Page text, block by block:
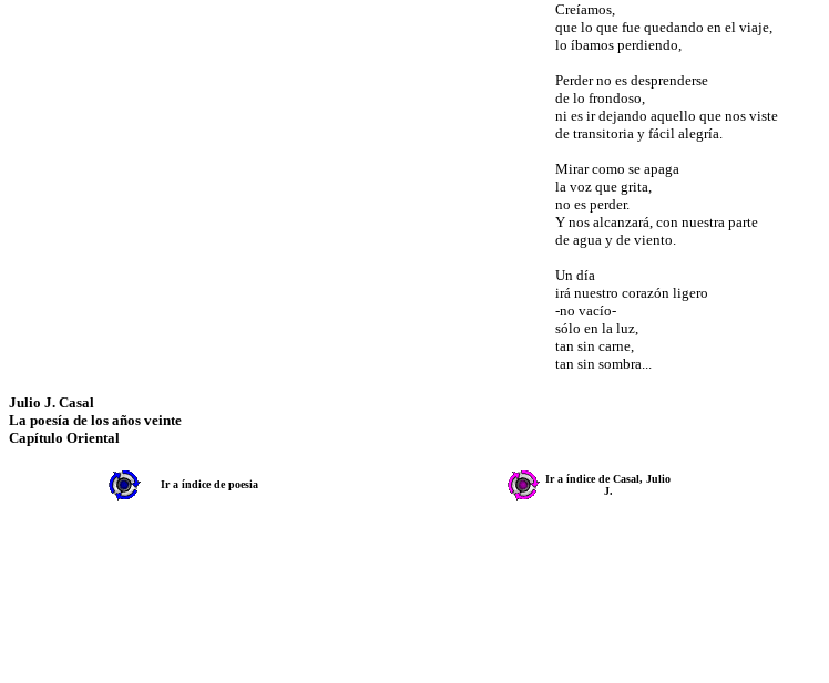
Creíamos,
que lo que fue quedando en el viaje,
lo íbamos perdiendo,
Perder no es desprenderse
de lo frondoso,
ni es ir dejando aquello que nos viste
de transitoria y fácil alegría.
Mirar como se apaga
la voz que grita,
no es perder.
Y nos alcanzará, con nuestra parte
de agua y de viento.
Un día
irá nuestro corazón ligero
-no vacío-
sólo en la luz,
tan sin carne,
tan sin sombra...
Julio J. Casal
La poesía de los años veinte
Capítulo Oriental
Ir a índice de poesia
Ir a índice de Casal, Julio
J.